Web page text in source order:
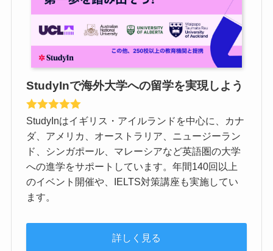
StudyInで海外大学への留学を実現しよう
StudyInはイギリス・アイルランドを中心に、カナ
ダ、アメリカ、オーストラリア、ニュージーラン
ド、シンガポール、マレーシアなど英語圏の大学
への進学をサポートしています。年間140回以上
のイベント開催や、IELTS対策講座も実施してい
ます。
詳しく見る